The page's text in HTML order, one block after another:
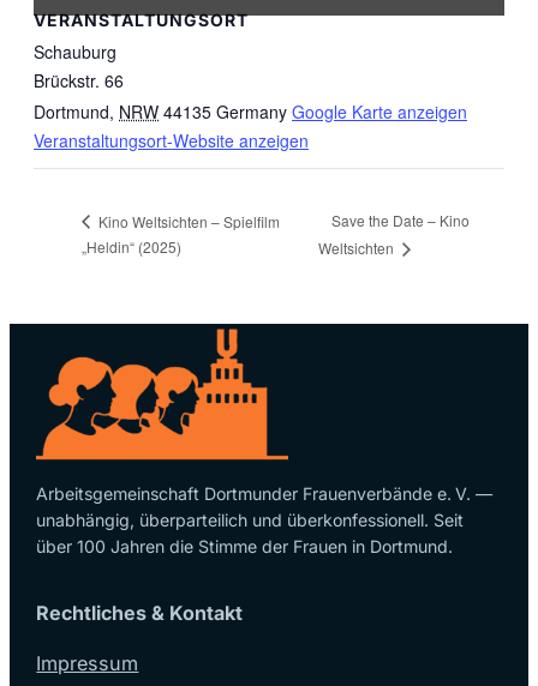
VERANSTALTUNGSORT
Schauburg
Brückstr. 66
Dortmund, NRW 44135 Germany Google Karte anzeigen
Veranstaltungsort-Website anzeigen
Kino Weltsichten – Spielfilm
„Heldin“ (2025)
Save the Date – Kino
Weltsichten
Arbeitsgemeinschaft Dortmunder Frauenverbände e. V. —
unabhängig, überparteilich und überkonfessionell. Seit
über 100 Jahren die Stimme der Frauen in Dortmund.
Rechtliches & Kontakt
Impressum